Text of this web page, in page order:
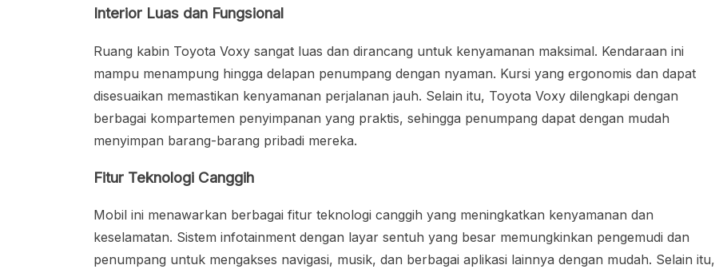
Interior Luas dan Fungsional
Ruang kabin Toyota Voxy sangat luas dan dirancang untuk kenyamanan maksimal. Kendaraan ini
mampu menampung hingga delapan penumpang dengan nyaman. Kursi yang ergonomis dan dapat
disesuaikan memastikan kenyamanan perjalanan jauh. Selain itu, Toyota Voxy dilengkapi dengan
berbagai kompartemen penyimpanan yang praktis, sehingga penumpang dapat dengan mudah
menyimpan barang-barang pribadi mereka.
Fitur Teknologi Canggih
Mobil ini menawarkan berbagai fitur teknologi canggih yang meningkatkan kenyamanan dan
keselamatan. Sistem infotainment dengan layar sentuh yang besar memungkinkan pengemudi dan
penumpang untuk mengakses navigasi, musik, dan berbagai aplikasi lainnya dengan mudah. Selain itu,